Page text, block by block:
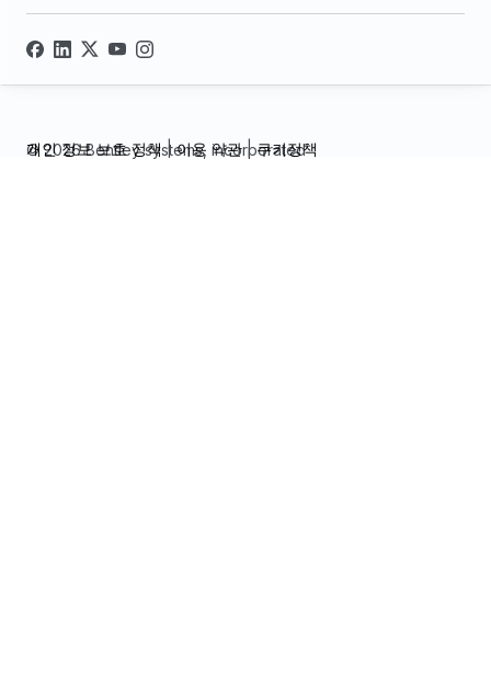
© 2026 Bentley systems, incorporated
개인 정보 보호 정책|이용 약관|쿠키정책